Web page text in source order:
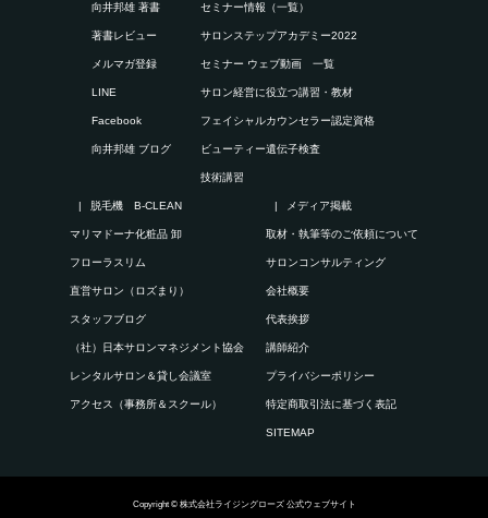
向井邦雄 著書
著書レビュー
メルマガ登録
LINE
Facebook
向井邦雄 ブログ
セミナー情報（一覧）
サロンステップアカデミー2022
セミナー ウェブ動画 一覧
サロン経営に役立つ講習・教材
フェイシャルカウンセラー認定資格
ビューティー遺伝子検査
技術講習
脱毛機 B-CLEAN
マリマドーナ化粧品 卸
フローラスリム
直営サロン（ロズまり）
スタッフブログ
（社）日本サロンマネジメント協会
レンタルサロン＆貸し会議室
アクセス（事務所＆スクール）
メディア掲載
取材・執筆等のご依頼について
サロンコンサルティング
会社概要
代表挨拶
講師紹介
プライバシーポリシー
特定商取引法に基づく表記
SITEMAP
Copyright © 株式会社ライジングローズ 公式ウェブサイト